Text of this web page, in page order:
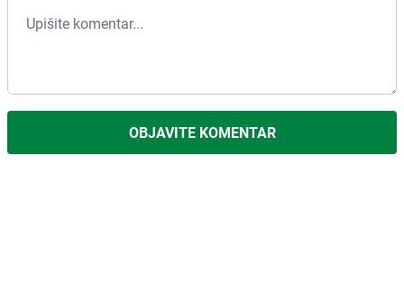
OBJAVITE KOMENTAR